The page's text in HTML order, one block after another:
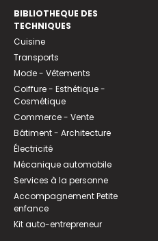
BIBLIOTHEQUE DES
TECHNIQUES
Cuisine
Transports
Mode - Vêtements
Coiffure - Esthétique -
Cosmétique
Commerce - Vente
Bâtiment - Architecture
Électricité
Mécanique automobile
Services à la personne
Accompagnement Petite
enfance
Kit auto-entrepreneur